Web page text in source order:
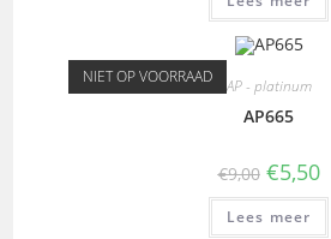
NIET OP VOORRAAD AP - platinum
AP665
€9,00 €5,50
Lees meer